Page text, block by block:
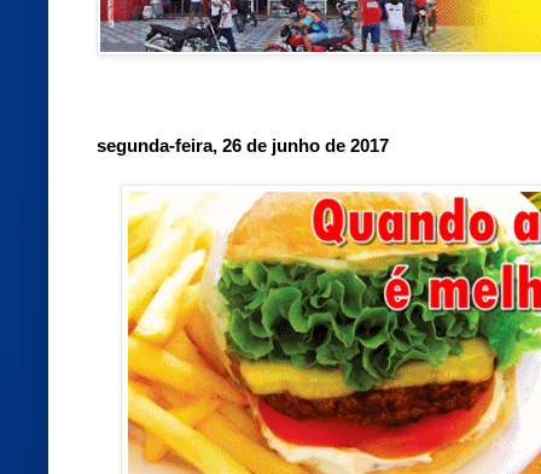
segunda-feira, 26 de junho de 2017